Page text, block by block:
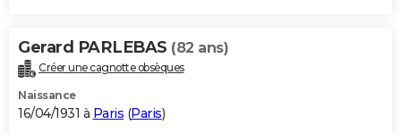
Gerard PARLEBAS (82 ans)
Créer une cagnotte obsèques
Naissance
16/04/1931 à Paris (Paris)